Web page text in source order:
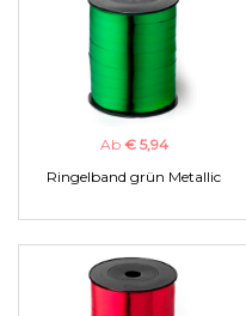
Ab € 5,94
Ringelband grün Metallic